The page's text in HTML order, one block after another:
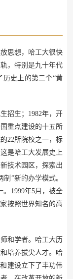
思想，哈工大很快
，特别是九十年代
历史上的第二个“黄
招生；1982年，开
重点建设的十五所
22所院校之一，标
是哈工大发展史上
技术园区，探索出
”新的办学模式。
。1999年5月，被全
按照世界知名的高
和学者。哈工大历
培养拔尖人才。哈
建设立下了丰功伟